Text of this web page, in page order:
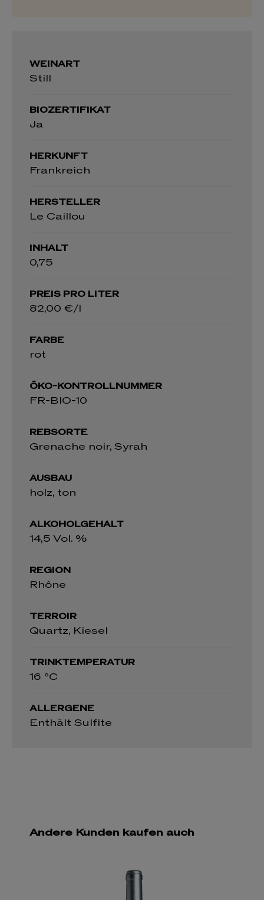
WEINART
Still
BIOZERTIFIKAT
Ja
HERKUNFT
Frankreich
HERSTELLER
Le Caillou
INHALT
0,75
PREIS PRO LITER
82,00 €/l
FARBE
rot
ÖKO-KONTROLLNUMMER
FR-BIO-10
REBSORTE
Grenache noir, Syrah
AUSBAU
holz, ton
ALKOHOLGEHALT
14,5 Vol. %
REGION
Rhône
TERROIR
Quartz, Kiesel
TRINKTEMPERATUR
16 °C
ALLERGENE
Enthält Sulfite
Andere Kunden kaufen auch